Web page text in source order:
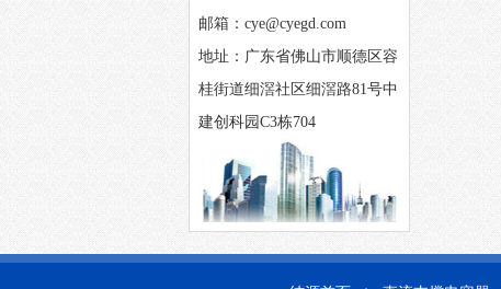
邮箱：cye@cyegd.com
地址：广东省佛山市顺德区容
桂街道细滘社区细滘路81号中
建创科园C3栋704